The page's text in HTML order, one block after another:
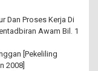
Dan Proses Kerja Di
Awam Bil. 1
[Pekeliling
2008]